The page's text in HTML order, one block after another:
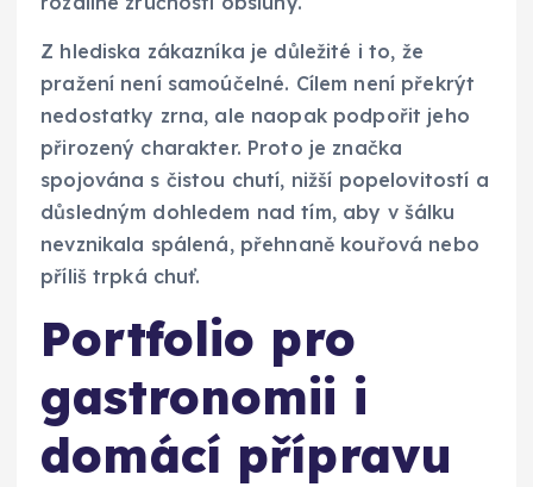
Z hlediska zákazníka je důležité i to, že
pražení není samoúčelné. Cílem není překrýt
nedostatky zrna, ale naopak podpořit jeho
přirozený charakter. Proto je značka
spojována s čistou chutí, nižší popelovitostí a
důsledným dohledem nad tím, aby v šálku
nevznikala spálená, přehnaně kouřová nebo
příliš trpká chuť.
Portfolio pro
gastronomii i
domácí přípravu